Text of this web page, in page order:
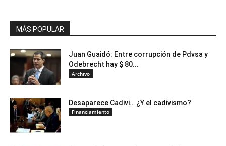
MÁS POPULAR
Juan Guaidó: Entre corrupción de Pdvsa y
Odebrecht hay $ 80...
Archivo
Desaparece Cadivi… ¿Y el cadivismo?
Financiamiento